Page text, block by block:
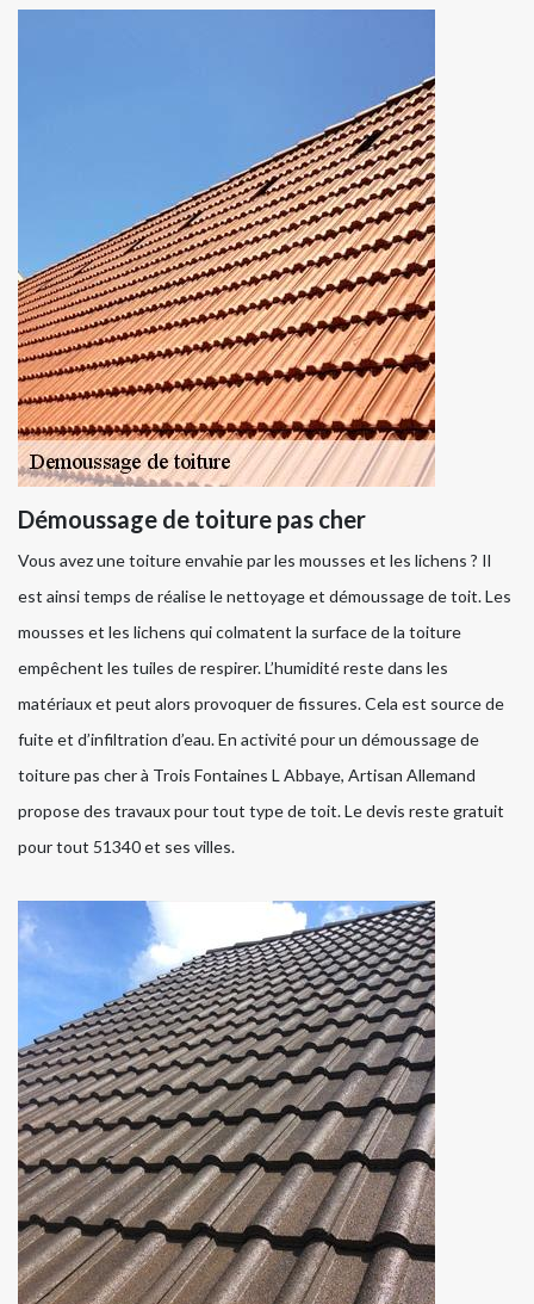
Démoussage de toiture pas cher
Vous avez une toiture envahie par les mousses et les lichens ? Il
est ainsi temps de réalise le nettoyage et démoussage de toit. Les
mousses et les lichens qui colmatent la surface de la toiture
empêchent les tuiles de respirer. L’humidité reste dans les
matériaux et peut alors provoquer de fissures. Cela est source de
fuite et d’infiltration d’eau. En activité pour un démoussage de
toiture pas cher à Trois Fontaines L Abbaye, Artisan Allemand
propose des travaux pour tout type de toit. Le devis reste gratuit
pour tout 51340 et ses villes.